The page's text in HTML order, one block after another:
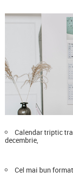
Calendar triptic
decembrie,
Cel mai bun